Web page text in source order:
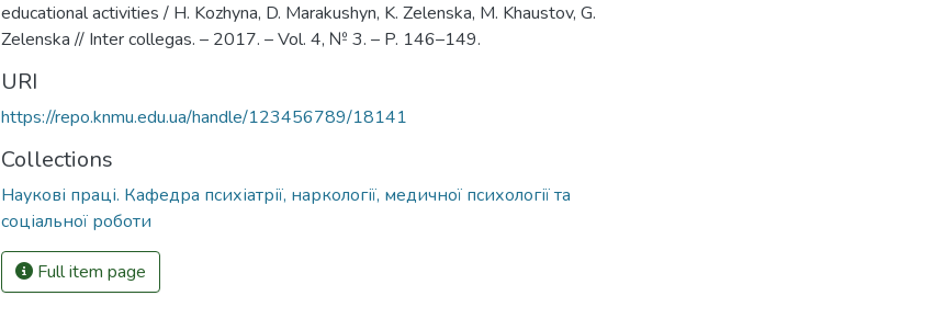
educational activities / H. Kozhyna, D. Marakushyn, K. Zelenska, M. Khaustov, G.
Zelenska // Inter collegas. – 2017. – Vol. 4, № 3. – P. 146–149.
URI
https://repo.knmu.edu.ua/handle/123456789/18141
Collections
Наукові праці. Кафедра психіатрії, наркології, медичної психології та
соціальної роботи
Full item page